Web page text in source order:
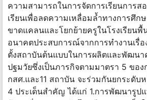
ความสามารถในการจัดการเรียนการ
เรียนเพื่อลดความเหลื่อมล้ำทางการศึ
ขาดแคลนและโยกย้ายครูในโรงเรียนพื้
อนาคตประสบการณ์จากการทำงานเรื่
ตั้งสถาบันต้นแบบในการผลิตและพัฒนา
ปฐมวัยซึ่งเป็นภารกิจตามมาตรา 5 ขอ
กสศ.และ11 สถาบัน จะร่วมกันยกระดับ
4 ประเด็นสำคัญ ได้แก่ 1.การพัฒนารูป